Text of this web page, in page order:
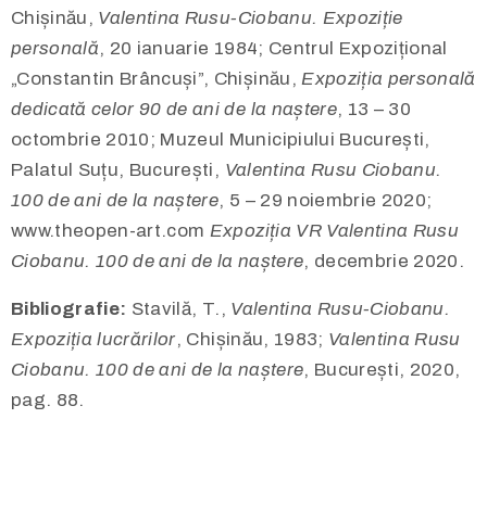
Chișinău, Valentina Rusu-Ciobanu. Expoziție
personală, 20 ianuarie 1984; Centrul Expozițional
„Constantin Brâncuși”, Chișinău,Expoziția personală
dedicată celor 90 de ani de la naștere, 13 – 30
octombrie 2010; Muzeul Municipiului București,
Palatul Suțu, București, Valentina Rusu Ciobanu.
100 de ani de la naștere, 5 – 29 noiembrie 2020;
www.theopen-art.com Expoziția VR Valentina Rusu
Ciobanu. 100 de ani de la naștere, decembrie 2020.
Bibliografie: Stavilă, T., Valentina Rusu-Ciobanu.
Expoziția lucrărilor, Chișinău, 1983; Valentina Rusu
Ciobanu. 100 de ani de la naștere, București, 2020,
pag. 88.